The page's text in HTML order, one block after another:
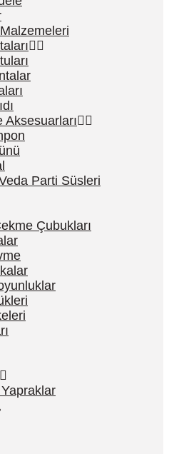
Aksesuarları
Parti Süsleri
Çubukları